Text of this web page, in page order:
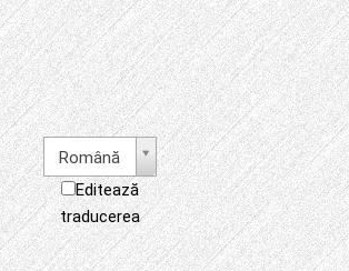
Română
Editează
traducerea